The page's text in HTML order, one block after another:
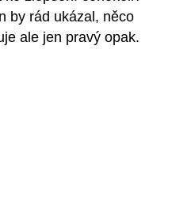
by rád ukázal, něco
ale jen pravý opak.